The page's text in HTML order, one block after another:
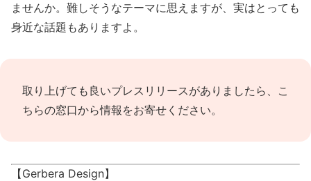
ませんか。難しそうなテーマに思えますが、実はとっても
身近な話題もありますよ。
取り上げても良いプレスリリースがありましたら、 こ
ちらの窓口から情報をお寄せください。
【Gerbera Design】